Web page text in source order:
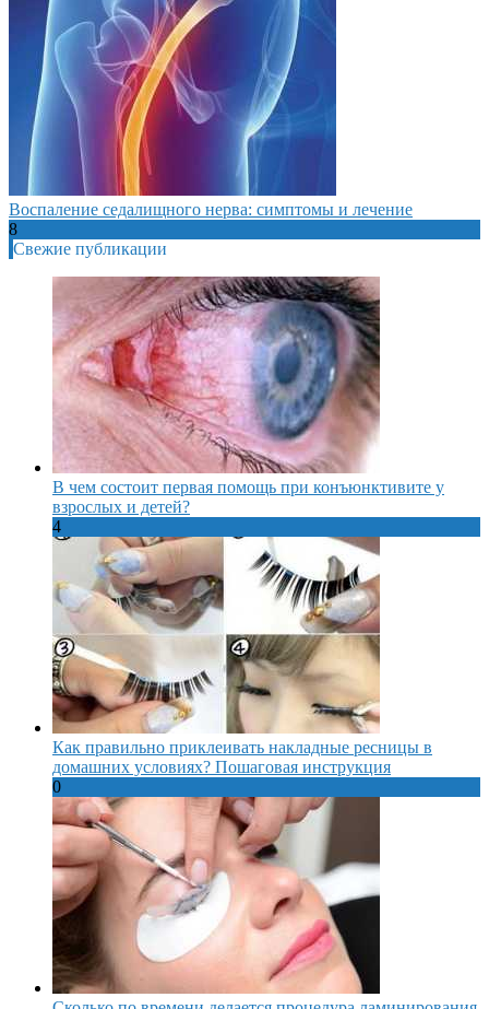
Воспаление седалищного нерва: симптомы и лечение
8
Свежие публикации
В чем состоит первая помощь при конъюнктивите у
взрослых и детей?
4
Как правильно приклеивать накладные ресницы в
домашних условиях? Пошаговая инструкция
0